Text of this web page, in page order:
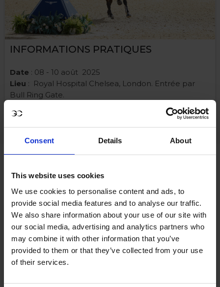
Consent Details About
This website uses cookies
We use cookies to personalise content and ads, to
provide social media features and to analyse our traffic.
We also share information about your use of our site with
our social media, advertising and analytics partners who
may combine it with other information that you’ve
provided to them or that they’ve collected from your use
of their services.
INFORMATIONS PRATIQUES
Date : 08 - 10 août 2025
Lieu : Royal Hospital Chelsea, London. Entrée par
Bull Ring Gate.
[à confirmer]
Vendredi
8 août:
Compétitions CSI5* et CSI2*. C’est la
journée de la GCL ! Soutenez les
cavaliers et les équipes alors qu’ils se
disputent le niveau ultime du saut
d’obstacles en équipe
*Sous réserve de modifications à la